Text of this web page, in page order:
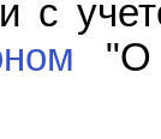
с
"О